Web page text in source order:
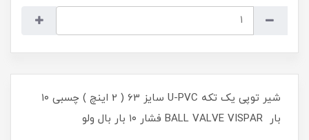
شیر توپی یک تکه U-PVC سایز 63 ( 2 اینچ ) چسبی ۱۰
بار BALL VALVE VISPAR فشار ۱۰ بار بال ولو